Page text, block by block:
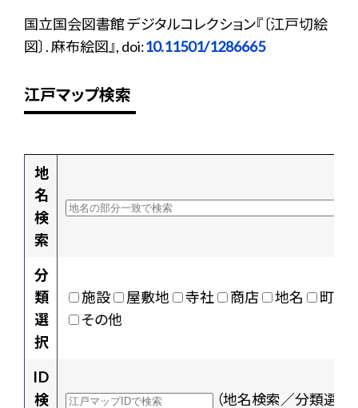
国立国会図書館 デジタルコレクション『〔江戸切絵
図〕. 麻布絵図』, doi:10.11501/1286665
江戸マップ検索
地
名
検
索
分
類
選
択
施設 屋敷地 寺社 商店 地名
町村
その他
ID
検
（地名検索／分類選択